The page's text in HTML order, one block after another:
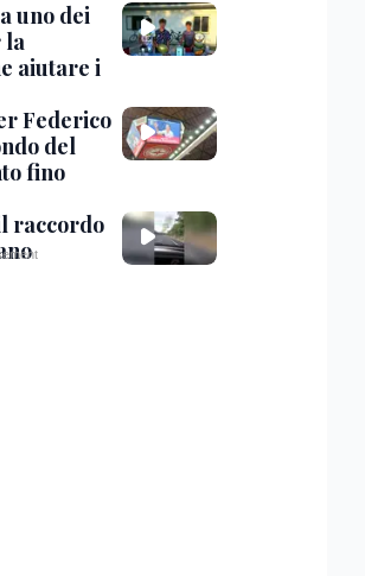
uno dei
la
aiutare i
Federico
del
fino
raccordo